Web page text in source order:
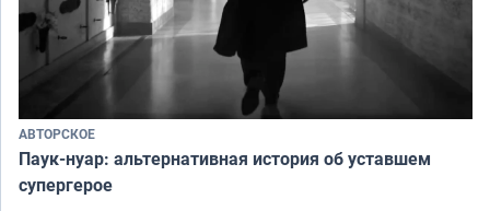
АВТОРСКОЕ
Паук-нуар: альтернативная история об уставшем
супергерое